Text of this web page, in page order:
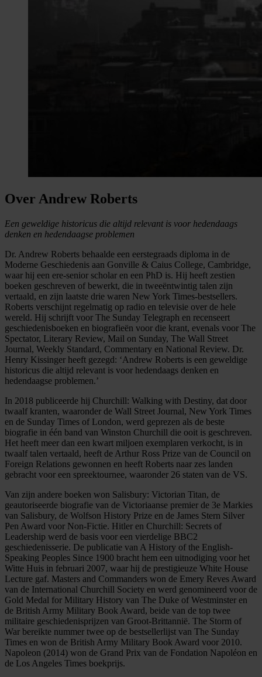
Over Andrew Roberts
Een geweldige historicus die altijd relevant is voor hedendaags
denken en hedendaagse problemen
Dr. Andrew Roberts behaalde een eerstegraads diploma in de
Moderne Geschiedenis aan Gonville & Caius College, Cambridge,
waar hij een ere-senior scholar en een PhD is. Hij heeft zestien
boeken geschreven of bewerkt, die in tweeëntwintig talen zijn
vertaald, en zijn laatste drie waren New York Times-bestsellers.
Roberts verschijnt regelmatig op radio en televisie over de hele
wereld. Hij schrijft voor The Sunday Telegraph en recenseert
geschiedenisboeken en biografieën voor die krant, evenals voor The
Spectator, Literary Review, Mail on Sunday, The Wall Street
Journal, Weekly Standard, Commentary en National Review. Dr.
Henry Kissinger heeft gezegd: ‘Andrew Roberts is een geweldige
historicus die altijd relevant is voor hedendaags denken en
hedendaagse problemen.’
In 2018 publiceerde hij Churchill: Walking with Destiny, dat door
twaalf kranten, waaronder de Wall Street Journal, New York Times
en de Sunday Times of London, werd geprezen als de beste
biografie in één band van Winston Churchill die ooit is geschreven.
Het heeft meer dan een kwart miljoen exemplaren verkocht, is in
twaalf talen vertaald, heeft de Arthur Ross Prize van de Council on
Foreign Relations gewonnen en heeft Roberts naar zes landen
gebracht voor een spreektournee, waaronder 26 staten van de VS.
Van zijn andere boeken won Salisbury: Victorian Titan, de
geautoriseerde biografie van de Victoriaanse premier de 3e Markies
van Salisbury, de Wolfson History Prize en de James Stern Silver
Pen Award voor Non-Fictie. Hitler en Churchill: Secrets of
Leadership werd de basis voor een vierdelige BBC2
geschiedenisserie. De publicatie van A History of the English-
Speaking Peoples Since 1900 bracht hem een uitnodiging voor het
Witte Huis in februari 2007, waar hij de prestigieuze White House
Lecture gaf. Masters and Commanders won de Emery Reves Award
van de International Churchill Society en werd genomineerd voor de
Gold Medal for Military History van The Duke of Westminster en
de British Army Military Book Award, beide van de top twee
militaire geschiedenisprijzen van Groot-Brittannië. The Storm of
War bereikte nummer twee op de bestsellerlijst van The Sunday
Times en won de British Army Military Book Award voor 2010.
Napoleon (2014) won de Grand Prix van de Fondation Napoléon en
de Los Angeles Times boekprijs.